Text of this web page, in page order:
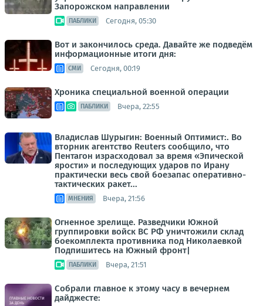
Запорожском направлении
ПАБЛИКИ Сегодня, 05:30
Вот и закончилось среда. Давайте же подведём
информационные итоги дня:
СМИ Сегодня, 00:19
Хроника специальной военной операции
ПАБЛИКИ Вчера, 22:55
Владислав Шурыгин: Военный Оптимист:. Во
вторник агентство Reuters сообщило, что
Пентагон израсходовал за время «Эпической
ярости» и последующих ударов по Ирану
практически весь свой боезапас оперативно-
тактических ракет...
МНЕНИЯ Вчера, 21:56
Огненное зрелище. Разведчики Южной
группировки войск ВС РФ уничтожили склад
боекомплекта противника под Николаевкой
Подпишитесь на Южный фронт|
ПАБЛИКИ Вчера, 21:51
Собрали главное к этому часу в вечернем
дайджесте: